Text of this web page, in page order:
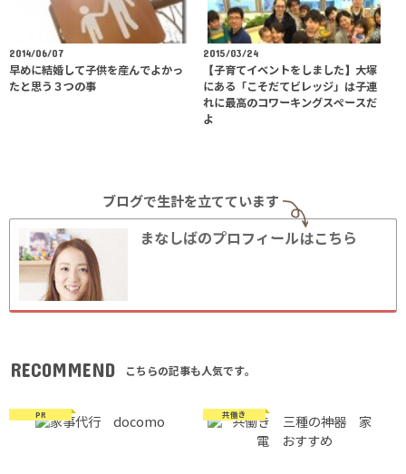
2014/06/07
早めに結婚して子供を産んでよかっ
たと思う３つの事
2015/03/24
【子育てイベントをしました】大塚
にある「こそだてビレッジ」は子連
れに最高のコワーキングスペースだ
よ
ブログで生計を立てています
まなしばのプロフィールはこちら
RECOMMEND こちらの記事も人気です。
PR 共働き